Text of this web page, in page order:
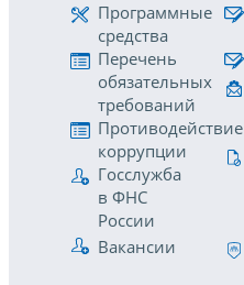
Программные
средства
Перечень
обязательных
требований
Противодействие
коррупции
Госслужба
в ФНС
России
Вакансии